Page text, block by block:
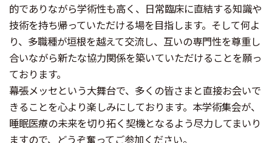
的でありながら学術性も高く、日常臨床に直結する知識や
技術を持ち帰っていただける場を目指します。そして何よ
り、多職種が垣根を越えて交流し、互いの専門性を尊重し
合いながら新たな協力関係を築いていただけることを願っ
ております。
幕張メッセという大舞台で、多くの皆さまと直接お会いで
きることを心より楽しみにしております。本学術集会が、
睡眠医療の未来を切り拓く契機となるよう尽力してまいり
ますので、どうぞ奮ってご参加ください。